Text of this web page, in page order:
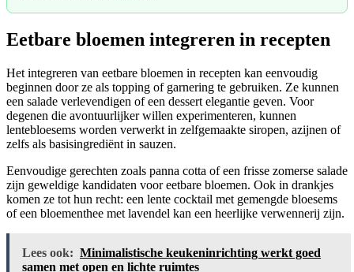
Eetbare bloemen integreren in recepten
Het integreren van eetbare bloemen in recepten kan eenvoudig
beginnen door ze als topping of garnering te gebruiken. Ze kunnen
een salade verlevendigen of een dessert elegantie geven. Voor
degenen die avontuurlijker willen experimenteren, kunnen
lentebloesems worden verwerkt in zelfgemaakte siropen, azijnen of
zelfs als basisingrediënt in sauzen.
Eenvoudige gerechten zoals panna cotta of een frisse zomerse salade
zijn geweldige kandidaten voor eetbare bloemen. Ook in drankjes
komen ze tot hun recht: een lente cocktail met gemengde bloesems
of een bloementhee met lavendel kan een heerlijke verwennerij zijn.
Lees ook: Minimalistische keukeninrichting werkt goed
samen met open en lichte ruimtes